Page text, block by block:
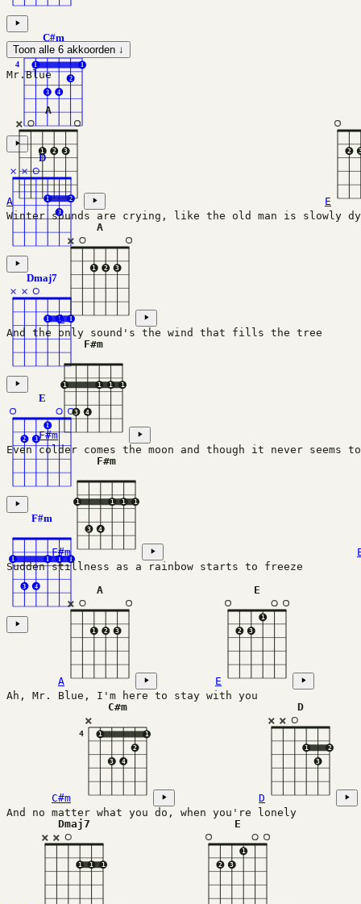
C#m
×
4 1
3 4
2
1
D
× ×
1
3
2
Dmaj7
× ×
1 1 1
E
2 3
1
F#m
1
3 4
1 1 1
Toon alle 6 akkoorden ↓
Mr.Blue
A
A
×
1 2 3
E
2
Winter sounds are crying, like the old man is slowly
A
A
×
1 2 3
And the only sound's the wind that fills the tree
F#m
F#m
1
3 4
1 1 1
Even colder comes the moon and though it never seems
F#m
F#m
1
3 4
1 1 1
Sudden stillness as a rainbow starts to freeze
A
A
×
1 2 3
E
E
2 3
1
Ah, Mr. Blue, I'm here to stay with you
C#m
C#m
×
4 1
3 4
2
1
D
D
× ×
1
3
2
And no matter what you do, when you're lonely
Dmaj7
× ×
1 1 1
E
2 3
1